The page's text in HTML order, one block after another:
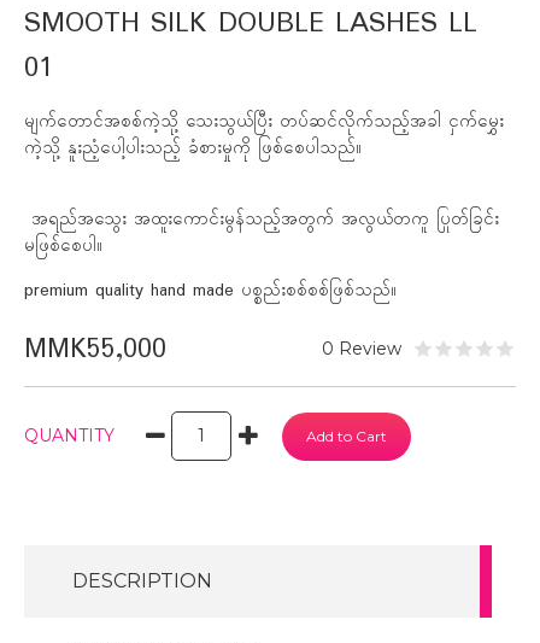
SMOOTH SILK DOUBLE LASHES LL
01
မျက်တောင်အစစ်ကဲ့သို့ သေးသွယ်ပြီး တပ်ဆင်လိုက်သည့်အခါ ငှက်မွှေး
ကဲ့သို့ နူးညံ့ပေါ့ပါးသည့် ခံစားမှုကို ဖြစ်စေပါသည်။
အရည်အသွေး အထူးကောင်းမွန်သည့်အတွက် အလွယ်တကူ ပြုတ်ခြင်း
မဖြစ်စေပါ။
premium quality hand made ပစ္စည်းစစ်စစ်ဖြစ်သည်။
MMK55,000 0 Review
QUANTITY
DESCRIPTION